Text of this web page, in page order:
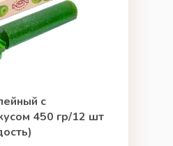
с
450 гр/12 шт